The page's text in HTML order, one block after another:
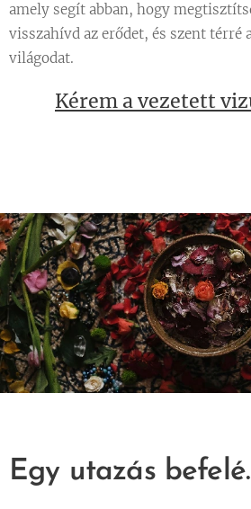
amely segít abban, hogy
visszahívd az erődet, és szent térré
világodat.
Kérem a vezetett
Egy utazás